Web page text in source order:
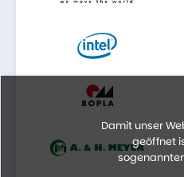
Damit unser
geöffnet